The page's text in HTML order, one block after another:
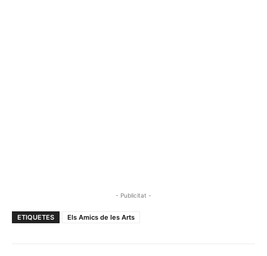
- Publicitat -
ETIQUETES Els Amics de les Arts